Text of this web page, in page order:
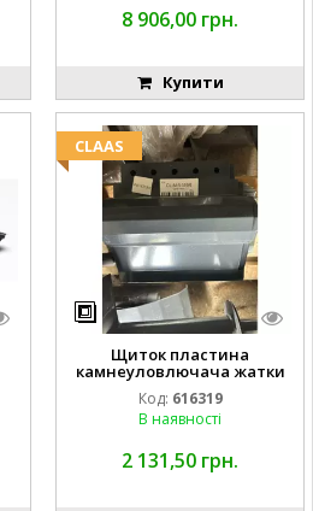
8 906,00 грн.
Купити
CLAAS
Щиток пластина
камнеуловлючача жатки
FLEX CAT CLAAS
Код: 616319
В наявності
2 131,50 грн.